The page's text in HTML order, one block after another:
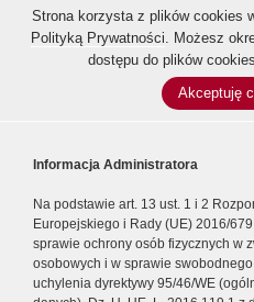
Strona korzysta z plików cookies
Polityką Prywatności. Możesz
dostępu do plików
Akceptuję
Informacja Administratora
Na podstawie art. 13 ust. 1 i 2
Europejskiego i Rady (UE) 2016/
sprawie ochrony osób fizycznych w
osobowych i w sprawie
uchylenia dyrektywy 95/46/WE